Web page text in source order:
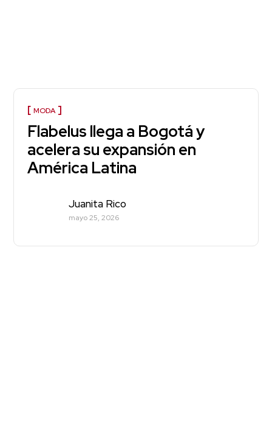
MODA
Flabelus llega a Bogotá y
acelera su expansión en
América Latina
Juanita Rico
mayo 25, 2026